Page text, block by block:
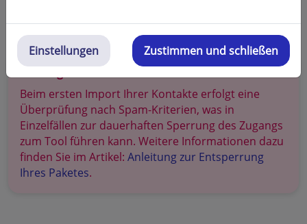
den Importvorgang nach Abschluss.
Beim ersten Import Ihrer Kontakte erfolgt eine
Überprüfung nach Spam-Kriterien, was in
Einzelfällen zur dauerhaften Sperrung des Zugangs
zum Tool führen kann. Weitere Informationen dazu
finden Sie im Artikel:Anleitung zur Entsperrung
Ihres Paketes.
Einstellungen Zustimmen und schließen